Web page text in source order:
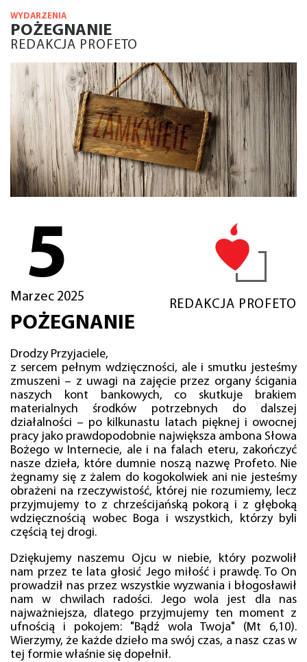
WYDARZENIA
POŻEGNANIE
REDAKCJA PROFETO
5
Marzec 2025
REDAKCJA PROFETO
POŻEGNANIE
Drodzy Przyjaciele,
z sercem pełnym wdzięczności, ale i smutku jesteśmy
zmuszeni – z uwagi na zajęcie przez organy ścigania
naszych kont bankowych, co skutkuje brakiem
materialnych środków potrzebnych do dalszej
działalności – po kilkunastu latach pięknej i owocnej
pracy jako prawdopodobnie największa ambona Słowa
Bożego w Internecie, ale i na falach eteru, zakończyć
nasze dzieła, które dumnie noszą nazwę Profeto. Nie
żegnamy się z żalem do kogokolwiek ani nie jesteśmy
obrażeni na rzeczywistość, której nie rozumiemy, lecz
przyjmujemy to z chrześcijańską pokorą i z głęboką
wdzięcznością wobec Boga i wszystkich, którzy byli
częścią tej drogi.
Dziękujemy naszemu Ojcu w niebie, który pozwolił
nam przez te lata głosić Jego miłość i prawdę. To On
prowadził nas przez wszystkie wyzwania i błogosławił
nam w chwilach radości. Jego wola jest dla nas
najważniejsza, dlatego przyjmujemy ten moment z
ufnością i pokojem: "Bądź wola Twoja" (Mt 6,10).
Wierzymy, że każde dzieło ma swój czas, a nasz czas w
tej formie właśnie się dopełnił.